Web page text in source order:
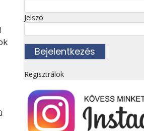
Jelszó
Regisztrálok